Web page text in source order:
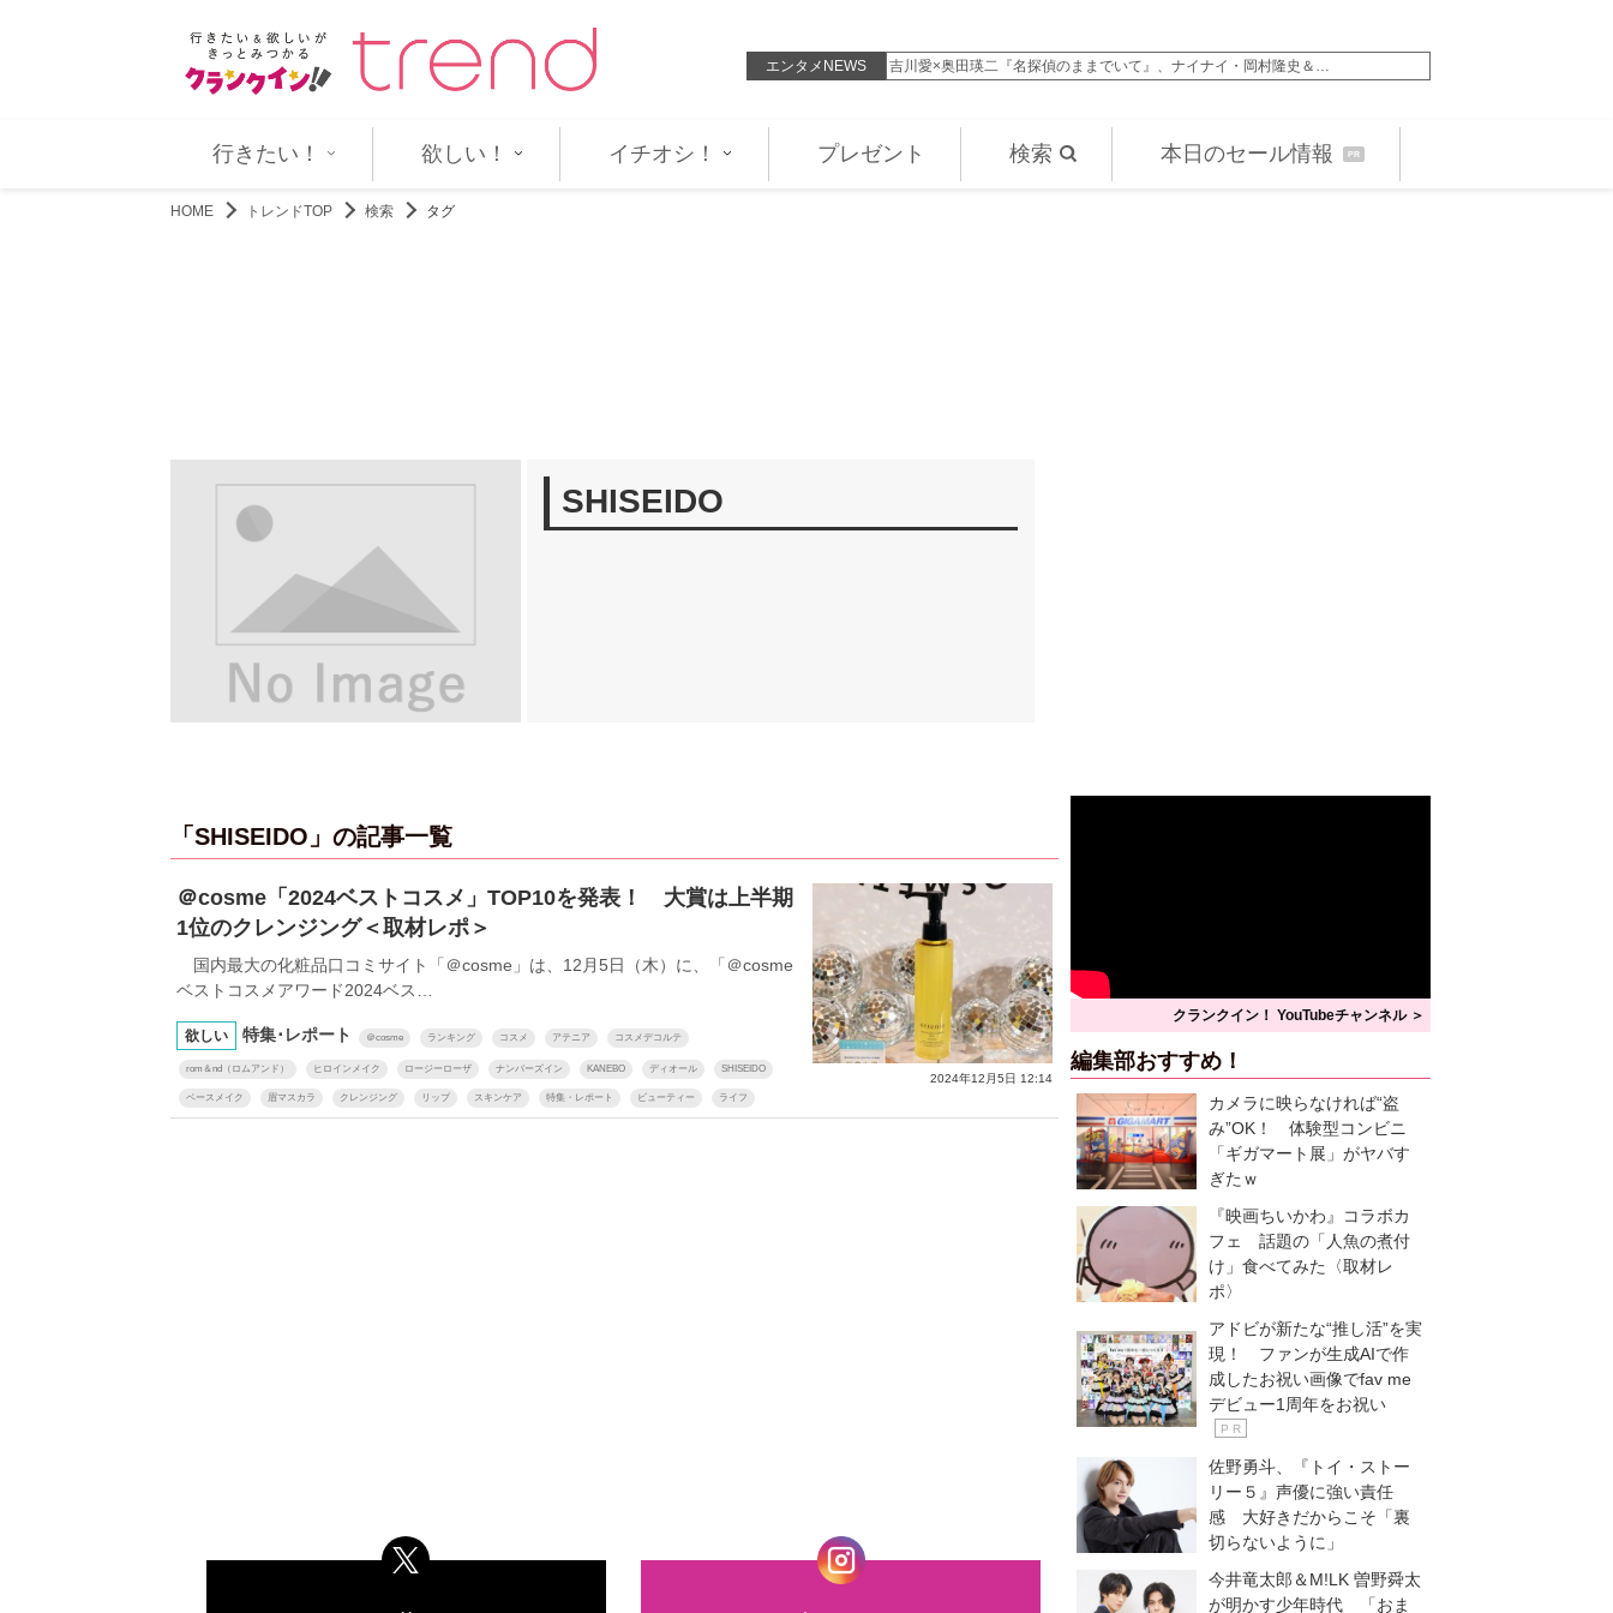
エンタメNEWS
が加わったメインビジュ… 中島健人、『オールナイトニッポン』“1部”を初担当！ 8.14放送 吉川愛×奥田瑛二『名探偵のままでいて』、ナイナイ・岡村隆史＆…
行きたい！ 欲しい！ イチオシ！ プレゼント 検索 本日のセール情報 PR
HOME トレンドTOP 検索 タグ
SHISEIDO
「SHISEIDO」の記事一覧
2024年12月5日 12:14
＠cosme「2024ベストコスメ」TOP10を発表！ 大賞は上半期
1位のクレンジング＜取材レポ＞
国内最大の化粧品口コミサイト「＠cosme」は、12月5日（木）に、「＠cosme
ベストコスメアワード2024ベス…
欲しい 特集･レポート ＠cosme ランキング コスメ アテニア コスメデコルテ
rom＆nd（ロムアンド） ヒロインメイク ロージーローザ ナンバーズイン KANEBO ディオール SHISEIDO
ベースメイク 眉マスカラ クレンジング リップ スキンケア 特集・レポート ビューティー ライフ
クランクイン！ YouTubeチャンネル ＞
編集部おすすめ！
カメラに映らなければ“盗
み”OK！ 体験型コンビニ
「ギガマート展」がヤバす
ぎたｗ
『映画ちいかわ』コラボカ
フェ 話題の「人魚の煮付
け」食べてみた〈取材レ
ポ〉
アドビが新たな“推し活”を実
現！ ファンが生成AIで作
成したお祝い画像でfav me
デビュー1周年をお祝い
P R
佐野勇斗、『トイ・ストー
リー５』声優に強い責任
感 大好きだからこそ「裏
切らないように」
今井竜太郎＆M!LK 曽野舜太
が明かす少年時代 「おま